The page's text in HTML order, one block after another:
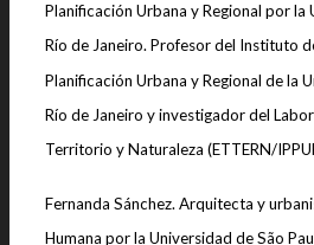
Planificación Urbana y Regional por la
Río de Janeiro. Profesor del Instituto
Planificación Urbana y Regional de la
Río de Janeiro y investigador del
Territorio y Naturaleza (ETTERN/
Fernanda Sánchez. Arquitecta y
Humana por la Universidad de São